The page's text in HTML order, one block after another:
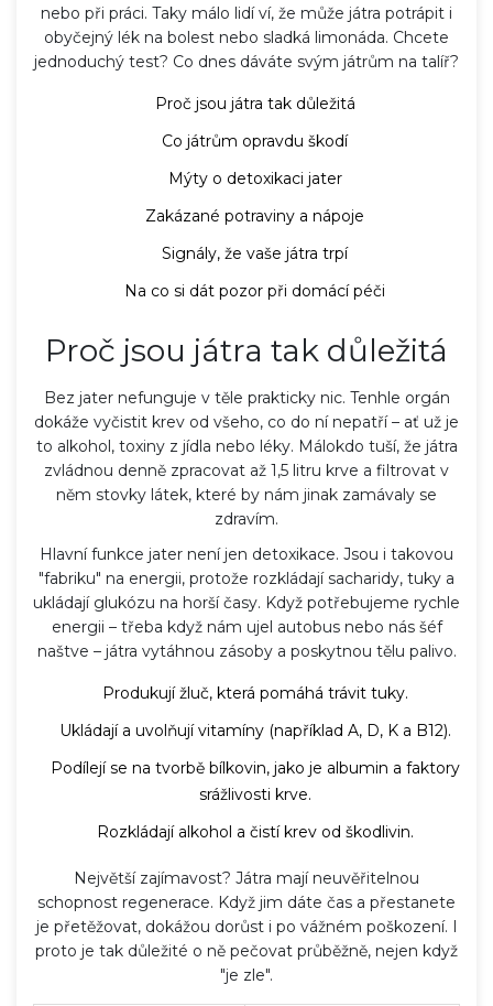
nebo při práci. Taky málo lidí ví, že může játra potrápit i
obyčejný lék na bolest nebo sladká limonáda. Chcete
jednoduchý test? Co dnes dáváte svým játrům na talíř?
Proč jsou játra tak důležitá
Co játrům opravdu škodí
Mýty o detoxikaci jater
Zakázané potraviny a nápoje
Signály, že vaše játra trpí
Na co si dát pozor při domácí péči
Proč jsou játra tak důležitá
Bez jater nefunguje v těle prakticky nic. Tenhle orgán
dokáže vyčistit krev od všeho, co do ní nepatří – ať už je
to alkohol, toxiny z jídla nebo léky. Málokdo tuší, že játra
zvládnou denně zpracovat až 1,5 litru krve a filtrovat v
něm stovky látek, které by nám jinak zamávaly se
zdravím.
Hlavní funkce jater není jen detoxikace. Jsou i takovou
"fabriku" na energii, protože rozkládají sacharidy, tuky a
ukládají glukózu na horší časy. Když potřebujeme rychle
energii – třeba když nám ujel autobus nebo nás šéf
naštve – játra vytáhnou zásoby a poskytnou tělu palivo.
Produkují žluč, která pomáhá trávit tuky.
Ukládají a uvolňují vitamíny (například A, D, K a B12).
Podílejí se na tvorbě bílkovin, jako je albumin a faktory
srážlivosti krve.
Rozkládají alkohol a čistí krev od škodlivin.
Největší zajímavost? Játra mají neuvěřitelnou
schopnost regenerace. Když jim dáte čas a přestanete
je přetěžovat, dokážou dorůst i po vážném poškození. I
proto je tak důležité o ně pečovat průběžně, nejen když
"je zle".